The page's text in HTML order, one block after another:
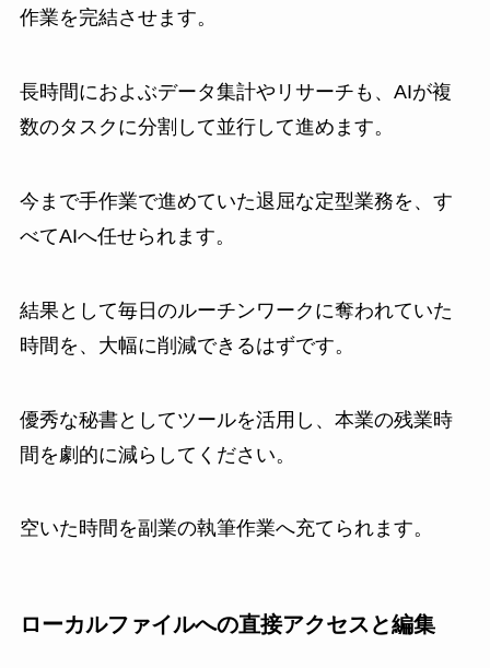
作業を完結させます。
長時間におよぶデータ集計やリサーチも、AIが複
数のタスクに分割して並行して進めます。
今まで手作業で進めていた退屈な定型業務を、す
べてAIへ任せられます。
結果として毎日のルーチンワークに奪われていた
時間を、大幅に削減できるはずです。
優秀な秘書としてツールを活用し、本業の残業時
間を劇的に減らしてください。
空いた時間を副業の執筆作業へ充てられます。
ローカルファイルへの直接アクセスと編集